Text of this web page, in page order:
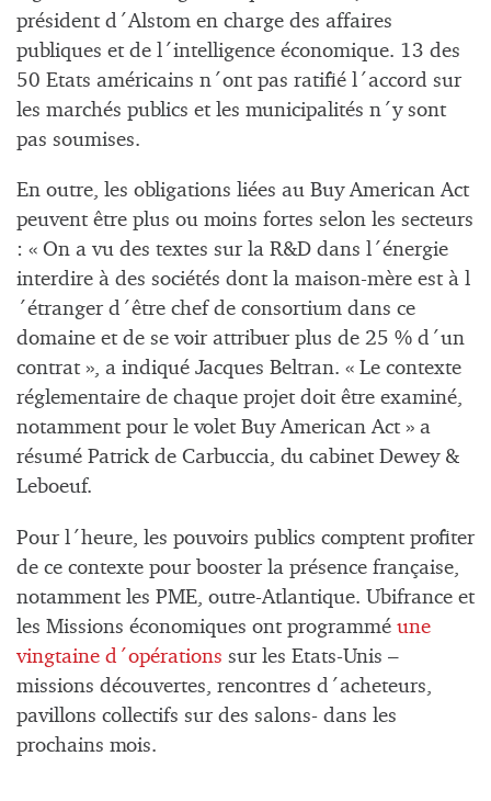
président d´Alstom en charge des affaires
publiques et de l´intelligence économique. 13 des
50 Etats américains n´ont pas ratifié l´accord sur
les marchés publics et les municipalités n´y sont
pas soumises.
En outre, les obligations liées au Buy American Act
peuvent être plus ou moins fortes selon les secteurs
: « On a vu des textes sur la R&D dans l´énergie
interdire à des sociétés dont la maison-mère est à l
´étranger d´être chef de consortium dans ce
domaine et de se voir attribuer plus de 25 % d´un
contrat », a indiqué Jacques Beltran. « Le contexte
réglementaire de chaque projet doit être examiné,
notamment pour le volet Buy American Act » a
résumé Patrick de Carbuccia, du cabinet Dewey &
Leboeuf.
Pour l´heure, les pouvoirs publics comptent profiter
de ce contexte pour booster la présence française,
notamment les PME, outre-Atlantique. Ubifrance et
les Missions économiques ont programmé une
vingtaine d´opérations sur les Etats-Unis –
missions découvertes, rencontres d´acheteurs,
pavillons collectifs sur des salons- dans les
prochains mois.